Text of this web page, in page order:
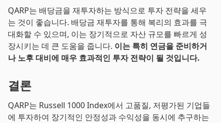
QARP는 배당금을 재투자하는 방식으로 투자 전략을 세우
는 것이 좋습니다. 배당금 재투자를 통해 복리의 효과를 극
대화할 수 있으며, 이는 장기적으로 자산 규모를 빠르게 성
장시키는 데 큰 도움을 줍니다. 이는 특히 연금을 준비하거
나 노후 대비에 매우 효과적인 투자 전략이 될 것입니다.
결론
QARP는 Russell 1000 Index에서 고품질, 저평가된 기업들
에 투자하여 장기적인 안정성과 수익성을 동시에 추구하는